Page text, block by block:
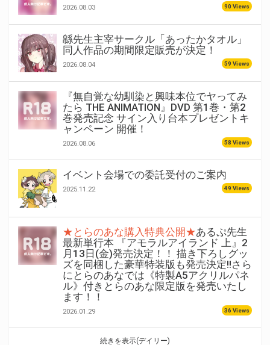
2026.08.03 90 Views
緜先生主宰サークル「あったかタオル」
同人作品の期間限定販売が決定！
2026.08.04 59 Views
『無自覚な幼馴染と興味本位でヤってみ
たら THE ANIMATION』DVD 第1巻・第2
巻発売記念 サイン入り台本プレゼントキ
ャンペーン 開催！
2026.08.06 58 Views
イベント会場での委託受付のご案内
2025.11.22 49 Views
★とらのあな購入特典公開★あるぷ先生
最新単行本 『アモラルアイランド 上』2
月13日(金)発売決定！！ 描き下ろしグッ
ズを同梱した豪華特装版も発売決定!!さら
にとらのあなでは《特製A5アクリルパネ
ル》付きとらのあな限定版を発売いたし
ます！！
2026.01.29 36 Views
続きを表示(デイリー)